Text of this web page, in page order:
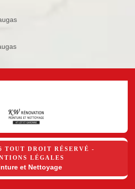
TOUT DROIT RÉSERVÉ -
LÉGALES
et Nettoyage